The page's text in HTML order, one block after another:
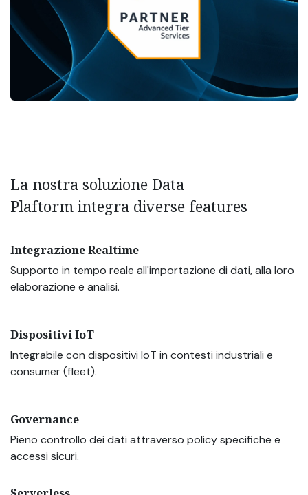
La nostra soluzione Data
Plaftorm integra diverse features
Integrazione Realtime
Supporto in tempo reale all'importazione di dati, alla loro
elaborazione e analisi.
Dispositivi IoT
Integrabile con dispositivi IoT in contesti industriali e
consumer (fleet).
Governance
Pieno controllo dei dati attraverso policy specifiche e
accessi sicuri.